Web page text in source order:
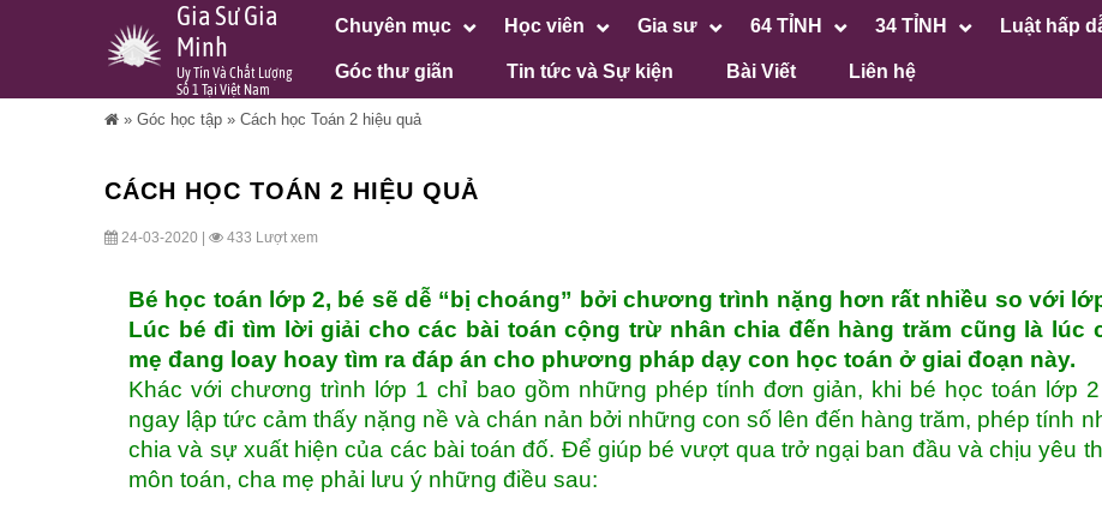
Gia Sư Gia
Minh
Uy Tín Và Chất Lượng
Số 1 Tại Việt Nam
Chuyên mục Học viên Gia sư 64 TỈNH 34 TỈNH Luật hấp
Góc thư giãn Tin tức và Sự kiện Bài Viết Liên hệ
» Góc học tập » Cách học Toán 2 hiệu quả
CÁCH HỌC TOÁN 2 HIỆU QUẢ
24-03-2020 | 433 Lượt xem
Bé học toán lớp 2, bé sẽ dễ “bị choáng” bởi chương trình nặng hơn rất nhiều so với
Lúc bé đi tìm lời giải cho các bài toán cộng trừ nhân chia đến hàng trăm cũng là lúc
mẹ đang loay hoay tìm ra đáp án cho phương pháp dạy con học toán ở giai đoạn này.
Khác với chương trình lớp 1 chỉ bao gồm những phép tính đơn giản, khi bé học toán lớp
ngay lập tức cảm thấy nặng nề và chán nản bởi những con số lên đến hàng trăm, phép tính
chia và sự xuất hiện của các bài toán đố. Để giúp bé vượt qua trở ngại ban đầu và chịu yêu
môn toán, cha mẹ phải lưu ý những điều sau: